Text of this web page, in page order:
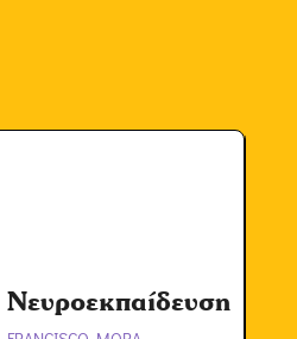
Νευροεκπαίδευση